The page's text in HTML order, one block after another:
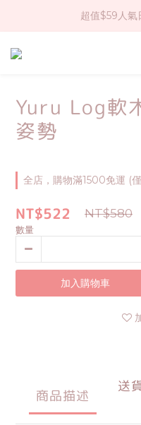
社群大人
超值$59人氣
全店
Yuru Log軟
姿勢
全店，購物滿1500免運 (
NT$522 NT$580
數量
加入購物車
商品描述
送